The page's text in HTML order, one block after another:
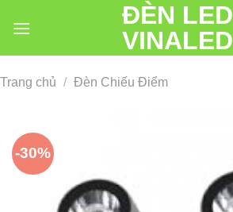
đến
ĐÈN LED
VINALED
Trang chủ / Đèn Chiếu Điểm
-30%